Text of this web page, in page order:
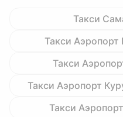
Такси
Такси Аэропорт
Такси
Такси Аэропорт
Такси